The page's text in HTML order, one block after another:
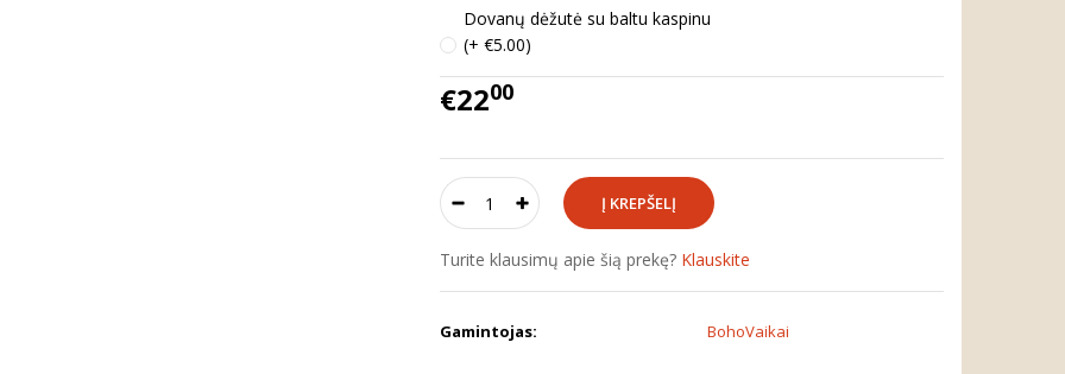
Dovanų dėžutė su baltu kaspinu
(+ €5.00)
€2200
Turite klausimų apie šią prekę? Klauskite
Gamintojas: BohoVaikai